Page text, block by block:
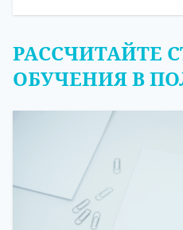
РАССЧИТАЙТЕ
ОБУЧЕНИЯ В